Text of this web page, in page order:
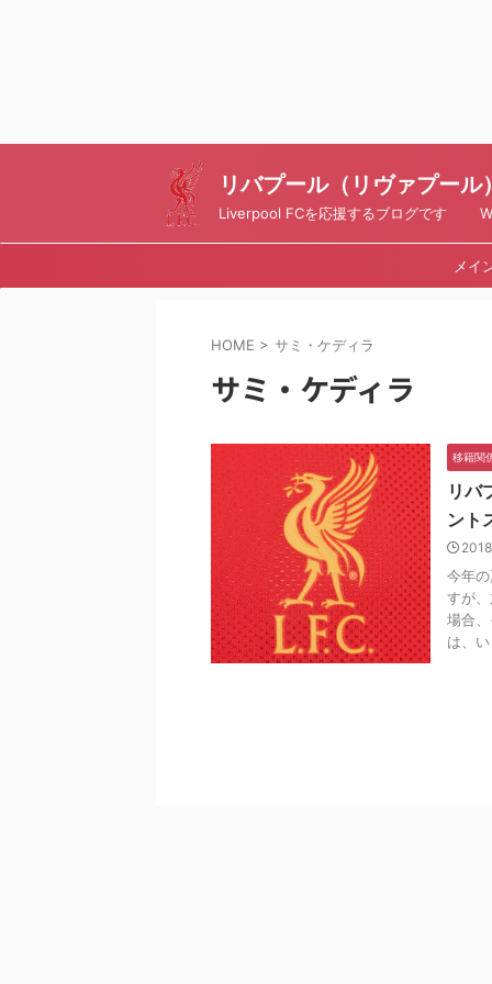
リバプール（リヴァプー
Liverpool FCを応援するブログです
メイ
HOME > サミ・ケディラ
サミ・ケディラ
移籍関
リバ
ント
今年
すが
場合
は、